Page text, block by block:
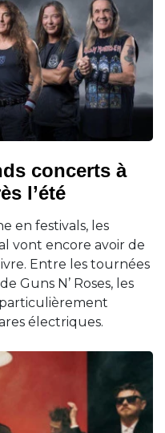
concerts à
l’été
en festivals, les
vont encore avoir de
Entre les tournées
Guns N’ Roses, les
particulièrement
électriques.